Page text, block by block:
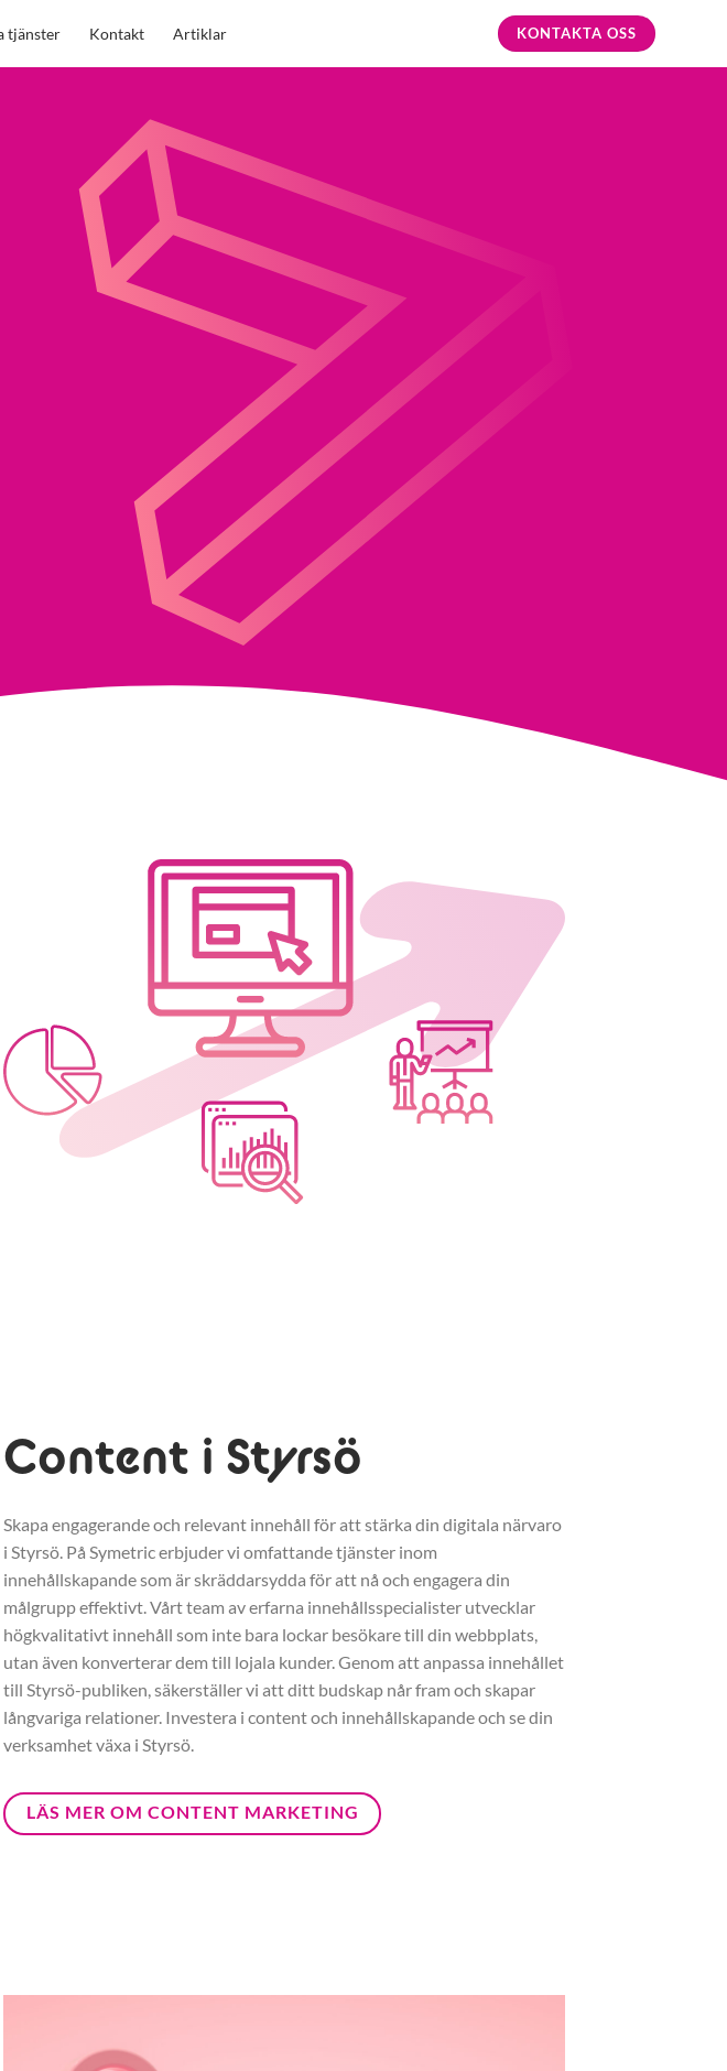
tjänster Kontakt Artiklar KONTAKTA OSS
Content i Styrsö
Skapa engagerande och relevant innehåll för att stärka din digitala närvaro
i Styrsö. På Symetric erbjuder vi omfattande tjänster inom
innehållskapande som är skräddarsydda för att nå och engagera din
målgrupp effektivt. Vårt team av erfarna innehållsspecialister utvecklar
högkvalitativt innehåll som inte bara lockar besökare till din webbplats,
utan även konverterar dem till lojala kunder. Genom att anpassa innehållet
till Styrsö-publiken, säkerställer vi att ditt budskap når fram och skapar
långvariga relationer. Investera i content och innehållskapande och se din
verksamhet växa i Styrsö.
LÄS MER OM CONTENT MARKETING